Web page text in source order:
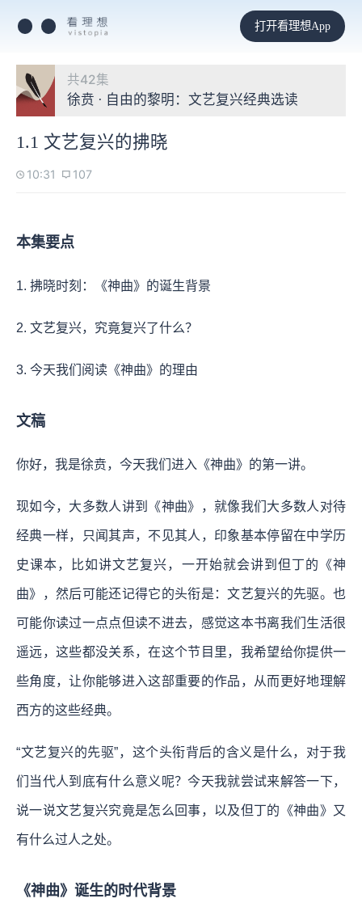
打开看理想App
共42集
徐贲 · 自由的黎明：文艺复兴经典选读
1.1 文艺复兴的拂晓
10:31 107
本集要点
1. 拂晓时刻：《神曲》的诞生背景
2. 文艺复兴，究竟复兴了什么？
3. 今天我们阅读《神曲》的理由
文稿
你好，我是徐贲，今天我们进入《神曲》的第一讲。
现如今，大多数人讲到《神曲》，就像我们大多数人对待
经典一样，只闻其声，不见其人，印象基本停留在中学历
史课本，比如讲文艺复兴，一开始就会讲到但丁的《神
曲》，然后可能还记得它的头衔是：文艺复兴的先驱。也
可能你读过一点点但读不进去，感觉这本书离我们生活很
遥远，这些都没关系，在这个节目里，我希望给你提供一
些角度，让你能够进入这部重要的作品，从而更好地理解
西方的这些经典。
“文艺复兴的先驱”，这个头衔背后的含义是什么，对于我
们当代人到底有什么意义呢？今天我就尝试来解答一下，
说一说文艺复兴究竟是怎么回事，以及但丁的《神曲》又
有什么过人之处。
《神曲》诞生的时代背景